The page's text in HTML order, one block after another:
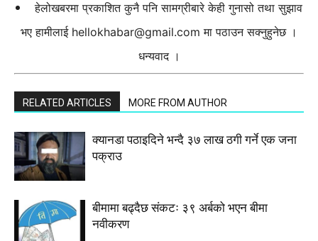
हेलोखबरमा प्रकाशित कुनै पनि सामग्रीबारे केही गुनासो तथा सुझाव
भए हामीलाई hellokhabar@gmail.com मा पठाउन सक्नुहुनेछ ।
धन्यवाद ।
RELATED ARTICLES MORE FROM AUTHOR
क्यानडा पठाइदिने भन्दै ३७ लाख ठगी गर्ने एक जना
पक्राउ
बीमामा बढ्दैछ संकटः ३९ अर्बको भएन बीमा
नवीकरण